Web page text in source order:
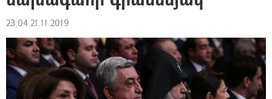
23:04 21.11.2019